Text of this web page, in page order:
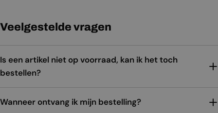
Veelgestelde vragen
Is een artikel niet op voorraad, kan ik het toch
bestellen?
Wanneer ontvang ik mijn bestelling?